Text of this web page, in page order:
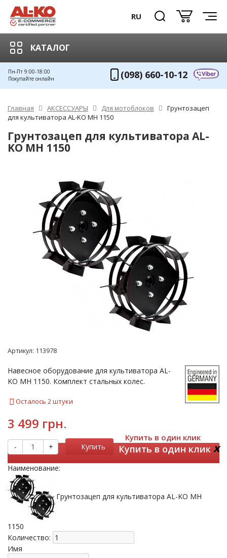
RU
КАТАЛОГ
Пн-Пт 9:00-18:00
Покупайте онлайн
(098) 660-10-12
Главная АКСЕССУАРЫ Для мотоблоков
Грунтозацеп
для культиватора AL-KO МН 1150
Грунтозацеп для культиватора AL-
KO МН 1150
Артикул: 113978
Навесное оборудование для культиватора AL-
KO МН 1150. Комплект стальных колес.
Осталось 2 штуки
3 499 грн.
- + Купить
Купить в один клик
Купить в один клик x
Наименование:
Грунтозацеп для культиватора AL-KO МН
1150
Количество:
Имя